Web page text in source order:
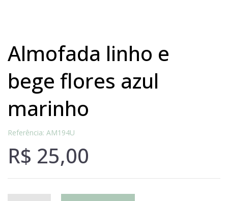
almofada linho e
bege flores azul
marinho
Referência: AM194U
R$ 25,00